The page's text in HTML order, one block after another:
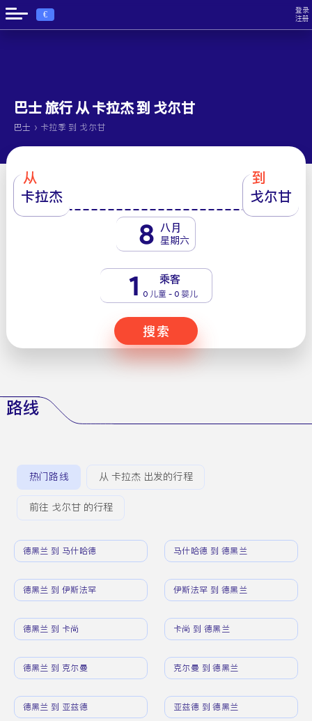
€
登录
注册
巴士 旅行 从 卡拉杰 到 戈尔甘
巴士 › 卡拉季 到 戈尔甘
从
卡拉杰
到
戈尔甘
8 八月
星期六
1 乘客
0 儿童 - 0 婴儿
搜索
路线
热门路线 从 卡拉杰 出发的行程
前往 戈尔甘 的行程
德黑兰 到 马什哈德 马什哈德 到 德黑兰
德黑兰 到 伊斯法罕 伊斯法罕 到 德黑兰
德黑兰 到 卡尚 卡尚 到 德黑兰
德黑兰 到 克尔曼 克尔曼 到 德黑兰
德黑兰 到 亚兹德 亚兹德 到 德黑兰